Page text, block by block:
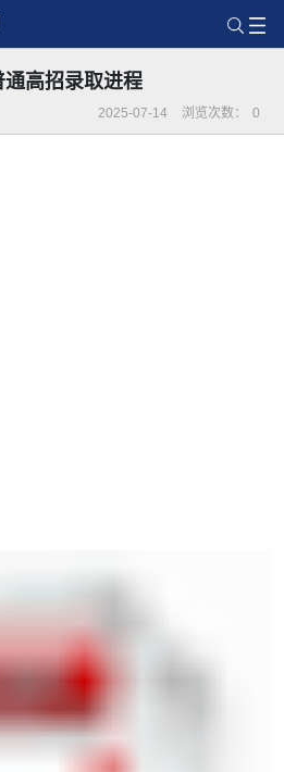
通高招录取进程
2025-07-14 浏览次数： 0